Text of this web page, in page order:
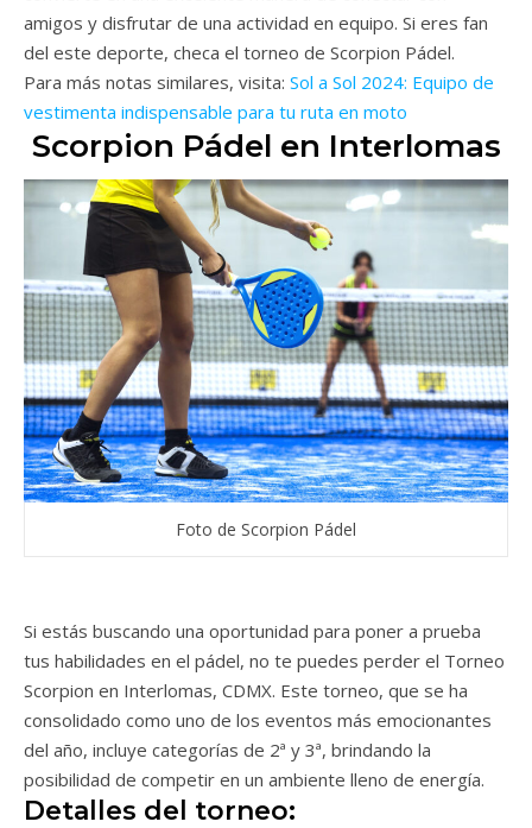
amigos y disfrutar de una actividad en equipo. Si eres fan
del este deporte, checa el torneo de Scorpion Pádel.
Para más notas similares, visita: Sol a Sol 2024: Equipo de
vestimenta indispensable para tu ruta en moto
Scorpion Pádel en Interlomas
Foto de Scorpion Pádel
Si estás buscando una oportunidad para poner a prueba
tus habilidades en el pádel, no te puedes perder el Torneo
Scorpion en Interlomas, CDMX. Este torneo, que se ha
consolidado como uno de los eventos más emocionantes
del año, incluye categorías de 2ª y 3ª, brindando la
posibilidad de competir en un ambiente lleno de energía.
Detalles del torneo: